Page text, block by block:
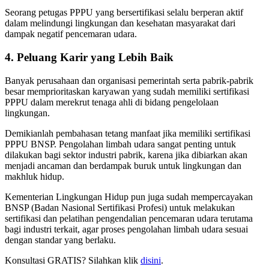
Seorang petugas PPPU yang bersertifikasi selalu berperan aktif
dalam melindungi lingkungan dan kesehatan masyarakat dari
dampak negatif pencemaran udara.
4. Peluang Karir yang Lebih Baik
Banyak perusahaan dan organisasi pemerintah serta pabrik-pabrik
besar memprioritaskan karyawan yang sudah memiliki sertifikasi
PPPU dalam merekrut tenaga ahli di bidang pengelolaan
lingkungan.
Demikianlah pembahasan tetang manfaat jika memiliki sertifikasi
PPPU BNSP. Pengolahan limbah udara sangat penting untuk
dilakukan bagi sektor industri pabrik, karena jika dibiarkan akan
menjadi ancaman dan berdampak buruk untuk lingkungan dan
makhluk hidup.
Kementerian Lingkungan Hidup pun juga sudah mempercayakan
BNSP (Badan Nasional Sertifikasi Profesi) untuk melakukan
sertifikasi dan pelatihan pengendalian pencemaran udara terutama
bagi industri terkait, agar proses pengolahan limbah udara sesuai
dengan standar yang berlaku.
Konsultasi GRATIS? Silahkan klik disini.